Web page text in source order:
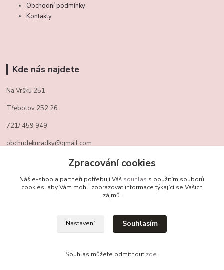
Obchodní podmínky
Kontakty
Kde nás najdete
Na Vršku 251
Třebotov 252 26
721/ 459 949
obchudekuradky@gmail.com
Kontakty
Zpracování cookies
Náš e-shop a partneři potřebují Váš souhlas s použitím souborů
cookies, aby Vám mohli zobrazovat informace týkající se Vašich
zájmů.
Nastavení Souhlasím
Souhlas můžete odmítnout zde.